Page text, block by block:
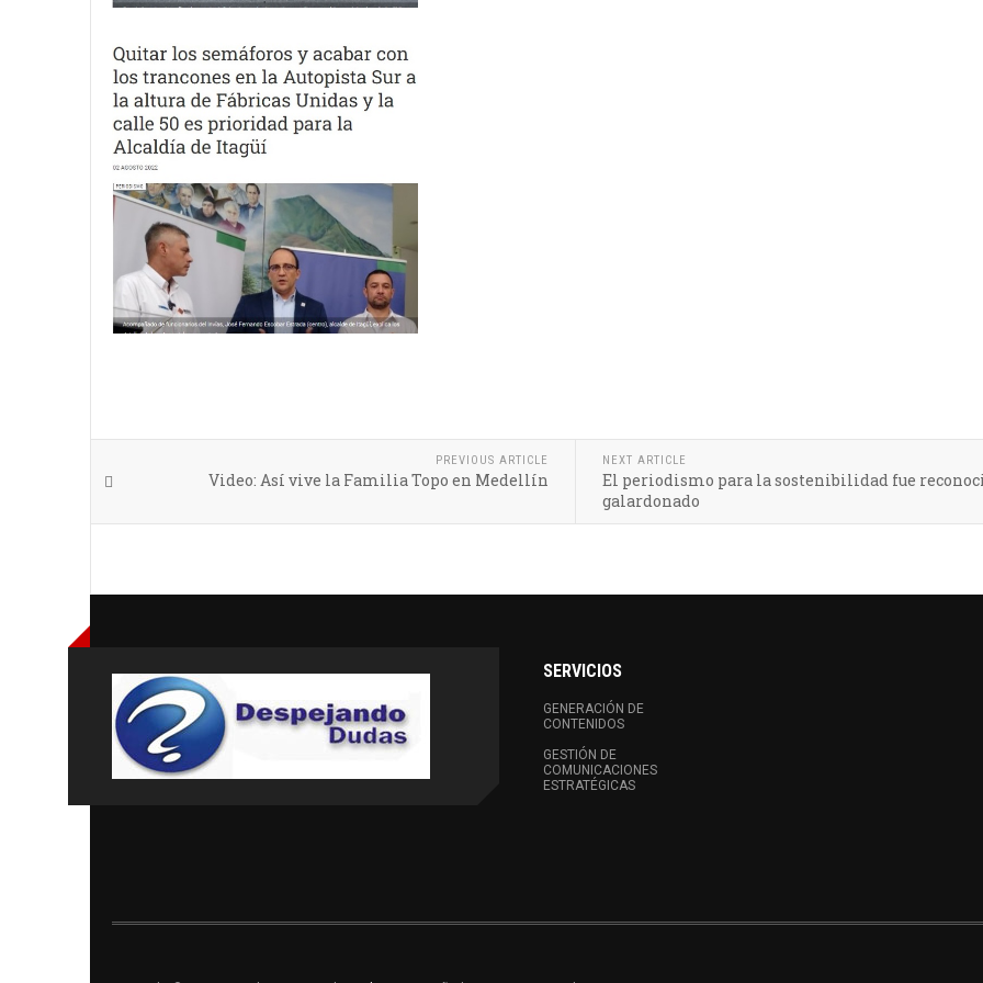
PREVIOUS ARTICLE
Video: Así vive la Familia Topo en Medellín
NEXT ARTICLE
El periodismo para la sostenibilidad fue
galardonado
SERVICIOS
GENERACIÓN DE
CONTENIDOS
GESTIÓN DE
COMUNICACIONES
ESTRATÉGICAS